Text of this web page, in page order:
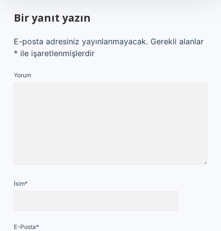
Bir yanıt yazın
E-posta adresiniz yayınlanmayacak. Gerekli alanlar
* ile işaretlenmişlerdir
Yorum
İsim*
E-Posta*